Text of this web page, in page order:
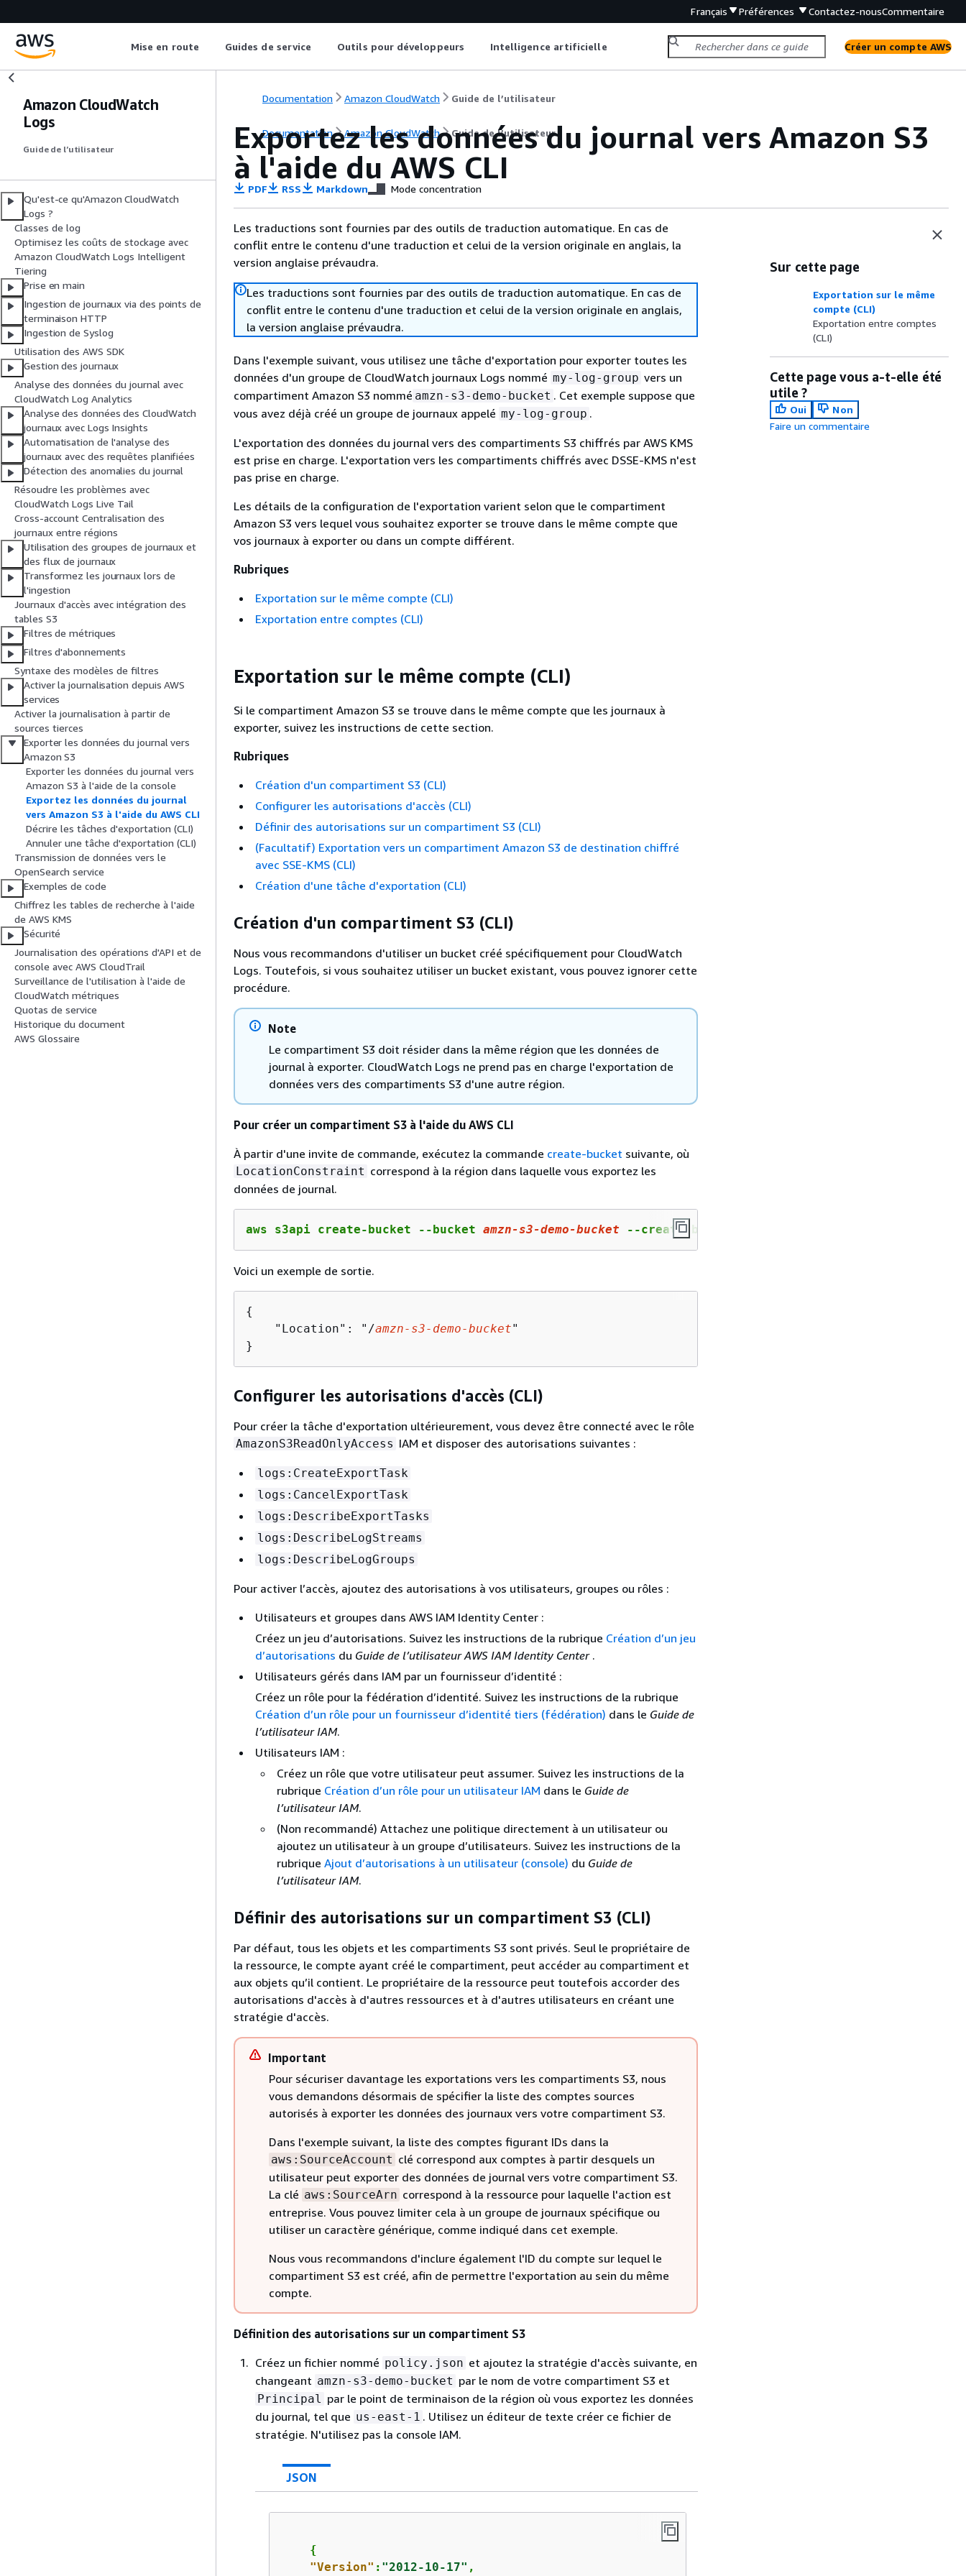
Français Préférences Contactez-nousCommentaire
Mise en route Guides de service Outils pour développeurs Intelligence artificielle Créer un compte AWS
Amazon CloudWatch
Logs
Guide de l’utilisateur
Qu'est-ce qu'Amazon CloudWatch
Logs ?
Classes de log
Optimisez les coûts de stockage avec
Amazon CloudWatch Logs Intelligent
Tiering
Prise en main
Ingestion de journaux via des points de
terminaison HTTP
Ingestion de Syslog
Utilisation des AWS SDK
Gestion des journaux
Analyse des données du journal avec
CloudWatch Log Analytics
Analyse des données des CloudWatch
journaux avec Logs Insights
Automatisation de l'analyse des
journaux avec des requêtes planifiées
Détection des anomalies du journal
Résoudre les problèmes avec
CloudWatch Logs Live Tail
Cross-account Centralisation des
journaux entre régions
Utilisation des groupes de journaux et
des flux de journaux
Transformez les journaux lors de
l'ingestion
Journaux d'accès avec intégration des
tables S3
Filtres de métriques
Filtres d'abonnements
Syntaxe des modèles de filtres
Activer la journalisation depuis AWS
services
Activer la journalisation à partir de
sources tierces
Exporter les données du journal vers
Amazon S3
Exporter les données du journal vers
Amazon S3 à l'aide de la console
Exportez les données du journal
vers Amazon S3 à l'aide du AWS CLI
Décrire les tâches d'exportation (CLI)
Annuler une tâche d'exportation (CLI)
Transmission de données vers le
OpenSearch service
Exemples de code
Chiffrez les tables de recherche à l'aide
de AWS KMS
Sécurité
Journalisation des opérations d'API et de
console avec AWS CloudTrail
Surveillance de l'utilisation à l'aide de
CloudWatch métriques
Quotas de service
Historique du document
AWS Glossaire
Documentation Amazon CloudWatch Guide de l’utilisateur
Documentation Amazon CloudWatch Guide de l’utilisateur
Exportez les données du journal vers Amazon S3
à l'aide du AWS CLI
PDF RSS Markdown Mode concentration
Les traductions sont fournies par des outils de traduction automatique. En cas de
conflit entre le contenu d'une traduction et celui de la version originale en anglais, la
version anglaise prévaudra.
Les traductions sont fournies par des outils de traduction automatique. En cas de
conflit entre le contenu d'une traduction et celui de la version originale en anglais,
la version anglaise prévaudra.
Dans l'exemple suivant, vous utilisez une tâche d'exportation pour exporter toutes les
données d'un groupe de CloudWatch journaux Logs nommé my-log-group vers un
compartiment Amazon S3 nommé amzn-s3-demo-bucket . Cet exemple suppose que
vous avez déjà créé un groupe de journaux appelé my-log-group .
L'exportation des données du journal vers des compartiments S3 chiffrés par AWS KMS
est prise en charge. L'exportation vers les compartiments chiffrés avec DSSE-KMS n'est
pas prise en charge.
Les détails de la configuration de l'exportation varient selon que le compartiment
Amazon S3 vers lequel vous souhaitez exporter se trouve dans le même compte que
vos journaux à exporter ou dans un compte différent.
Rubriques
Exportation sur le même compte (CLI)
Exportation entre comptes (CLI)
Exportation sur le même compte (CLI)
Si le compartiment Amazon S3 se trouve dans le même compte que les journaux à
exporter, suivez les instructions de cette section.
Rubriques
Création d'un compartiment S3 (CLI)
Configurer les autorisations d'accès (CLI)
Définir des autorisations sur un compartiment S3 (CLI)
(Facultatif) Exportation vers un compartiment Amazon S3 de destination chiffré
avec SSE-KMS (CLI)
Création d'une tâche d'exportation (CLI)
Création d'un compartiment S3 (CLI)
Nous vous recommandons d'utiliser un bucket créé spécifiquement pour CloudWatch
Logs. Toutefois, si vous souhaitez utiliser un bucket existant, vous pouvez ignorer cette
procédure.
Note
Le compartiment S3 doit résider dans la même région que les données de
journal à exporter. CloudWatch Logs ne prend pas en charge l'exportation de
données vers des compartiments S3 d'une autre région.
Pour créer un compartiment S3 à l'aide du AWS CLI
À partir d'une invite de commande, exécutez la commande create-bucket suivante, où
LocationConstraint correspond à la région dans laquelle vous exportez les
données de journal.
aws s3api create-bucket --bucket amzn-s3-demo-bucket --create-bucket-configuration
Voici un exemple de sortie.
{
    "Location": "/
amzn-s3-demo-bucket"
}
Configurer les autorisations d'accès (CLI)
Pour créer la tâche d'exportation ultérieurement, vous devez être connecté avec le rôle
AmazonS3ReadOnlyAccess IAM et disposer des autorisations suivantes :
logs:CreateExportTask
logs:CancelExportTask
logs:DescribeExportTasks
logs:DescribeLogStreams
logs:DescribeLogGroups
Pour activer l’accès, ajoutez des autorisations à vos utilisateurs, groupes ou rôles :
Utilisateurs et groupes dans AWS IAM Identity Center :
Créez un jeu d’autorisations. Suivez les instructions de la rubrique Création d’un jeu
d’autorisations du Guide de l’utilisateur AWS IAM Identity Center .
Utilisateurs gérés dans IAM par un fournisseur d’identité :
Créez un rôle pour la fédération d’identité. Suivez les instructions de la rubrique
Création d’un rôle pour un fournisseur d’identité tiers (fédération) dans le Guide de
l’utilisateur IAM.
Utilisateurs IAM :
Créez un rôle que votre utilisateur peut assumer. Suivez les instructions de la
rubrique Création d’un rôle pour un utilisateur IAM dans le Guide de
l’utilisateur IAM.
(Non recommandé) Attachez une politique directement à un utilisateur ou
ajoutez un utilisateur à un groupe d’utilisateurs. Suivez les instructions de la
rubrique Ajout d’autorisations à un utilisateur (console) du Guide de
l’utilisateur IAM.
Définir des autorisations sur un compartiment S3 (CLI)
Par défaut, tous les objets et les compartiments S3 sont privés. Seul le propriétaire de
la ressource, le compte ayant créé le compartiment, peut accéder au compartiment et
aux objets qu’il contient. Le propriétaire de la ressource peut toutefois accorder des
autorisations d'accès à d'autres ressources et à d'autres utilisateurs en créant une
stratégie d'accès.
Important
Pour sécuriser davantage les exportations vers les compartiments S3, nous
vous demandons désormais de spécifier la liste des comptes sources
autorisés à exporter les données des journaux vers votre compartiment S3.
Dans l'exemple suivant, la liste des comptes figurant IDs dans la
aws:SourceAccount clé correspond aux comptes à partir desquels un
utilisateur peut exporter des données de journal vers votre compartiment S3.
La clé aws:SourceArn correspond à la ressource pour laquelle l'action est
entreprise. Vous pouvez limiter cela à un groupe de journaux spécifique ou
utiliser un caractère générique, comme indiqué dans cet exemple.
Nous vous recommandons d'inclure également l'ID du compte sur lequel le
compartiment S3 est créé, afin de permettre l'exportation au sein du même
compte.
Définition des autorisations sur un compartiment S3
Créez un fichier nommé policy.json et ajoutez la stratégie d'accès suivante, en
changeant amzn-s3-demo-bucket par le nom de votre compartiment S3 et
Principal
par le point de terminaison de la région où vous exportez les données
du journal, tel que us-east-1 . Utilisez un éditeur de texte créer ce fichier de
stratégie. N'utilisez pas la console IAM.
JSON
{
"Version" : "2012-10-17" ,
Sur cette page
Exportation sur le même
compte (CLI)
Exportation entre comptes
(CLI)
Cette page vous a-t-elle été
utile ?
Oui
Non
Faire un commentaire